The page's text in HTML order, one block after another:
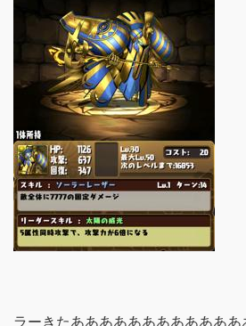
ラーきたあああああああああああ